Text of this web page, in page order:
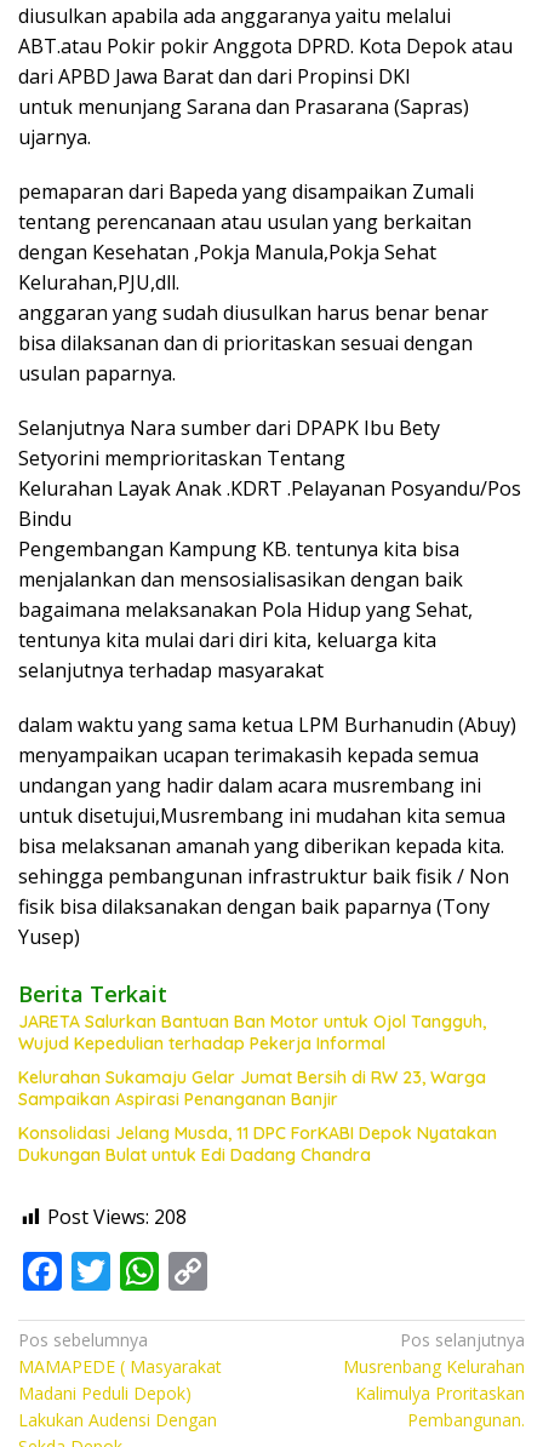
diusulkan apabila ada anggaranya yaitu melalui
ABT.atau Pokir pokir Anggota DPRD. Kota Depok atau
dari APBD Jawa Barat dan dari Propinsi DKI
untuk menunjang Sarana dan Prasarana (Sapras)
ujarnya.
pemaparan dari Bapeda yang disampaikan Zumali
tentang perencanaan atau usulan yang berkaitan
dengan Kesehatan ,Pokja Manula,Pokja Sehat
Kelurahan,PJU,dll.
anggaran yang sudah diusulkan harus benar benar
bisa dilaksanan dan di prioritaskan sesuai dengan
usulan paparnya.
Selanjutnya Nara sumber dari DPAPK Ibu Bety
Setyorini memprioritaskan Tentang
Kelurahan Layak Anak .KDRT .Pelayanan Posyandu/Pos
Bindu
Pengembangan Kampung KB. tentunya kita bisa
menjalankan dan mensosialisasikan dengan baik
bagaimana melaksanakan Pola Hidup yang Sehat,
tentunya kita mulai dari diri kita, keluarga kita
selanjutnya terhadap masyarakat
dalam waktu yang sama ketua LPM Burhanudin (Abuy)
menyampaikan ucapan terimakasih kepada semua
undangan yang hadir dalam acara musrembang ini
untuk disetujui,Musrembang ini mudahan kita semua
bisa melaksanan amanah yang diberikan kepada kita.
sehingga pembangunan infrastruktur baik fisik / Non
fisik bisa dilaksanakan dengan baik paparnya (Tony
Yusep)
Berita Terkait
JARETA Salurkan Bantuan Ban Motor untuk Ojol Tangguh,
Wujud Kepedulian terhadap Pekerja Informal
Kelurahan Sukamaju Gelar Jumat Bersih di RW 23, Warga
Sampaikan Aspirasi Penanganan Banjir
Konsolidasi Jelang Musda, 11 DPC ForKABI Depok Nyatakan
Dukungan Bulat untuk Edi Dadang Chandra
Post Views: 208
F
ac
e
b
o
T
w
itt
er
W
h
s
A
o
p
y
Li
Navigasi
pos
Pos sebelumnya
MAMAPEDE ( Masyarakat
Madani Peduli Depok)
Lakukan Audensi Dengan
Pos selanjutnya
Musrenbang Kelurahan
Kalimulya Proritaskan
Pembangunan.